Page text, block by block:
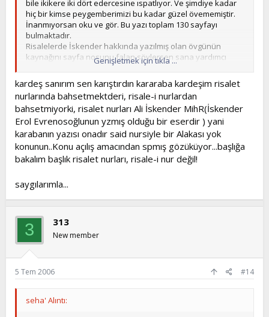
bile ikikere iki dört edercesine ıspatlıyor. Ve şimdiye kadar
hiç bir kimse peygemberimizi bu kadar güzel övememiştir.
İnanmıyorsan oku ve gör. Bu yazı toplam 130 sayfayı
bulmaktadır.
Risalelerde İskender hakkında yazılmış olan övgünün
kaynağını sayfa nosunu falan söylersen sana yardımcı
olabilirim. Ben böyle bir şeye rastlamadım.
Genişletmek için tıkla ...
kardeş sanırım sen karıştırdın kararaba kardeşim risalet
nurlarında bahsetmektderi, risale-i nurlardan
bahsetmiyorki, risalet nurları Ali İskender MihR(İskender
Erol Evrenosoğlunun yzmış olduğu bir eserdir ) yani
karabanın yazısı onadır said nursiyle bir Alakası yok
konunun..Konu açılış amacından spmış gözüküyor...başlığa
bakalım başlık risalet nurları, risale-i nur değil!
saygılarımla...
3 313
New member
5 Tem 2006 #14
seha' Alıntı: